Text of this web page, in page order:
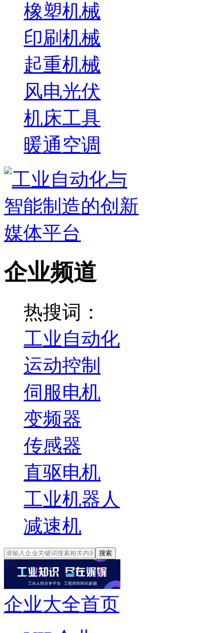
橡塑机械
印刷机械
起重机械
风电光伏
机床工具
暖通空调
企业频道
热搜词：
工业自动化
运动控制
伺服电机
变频器
传感器
直驱电机
工业机器人
减速机
搜索
企业大全首页